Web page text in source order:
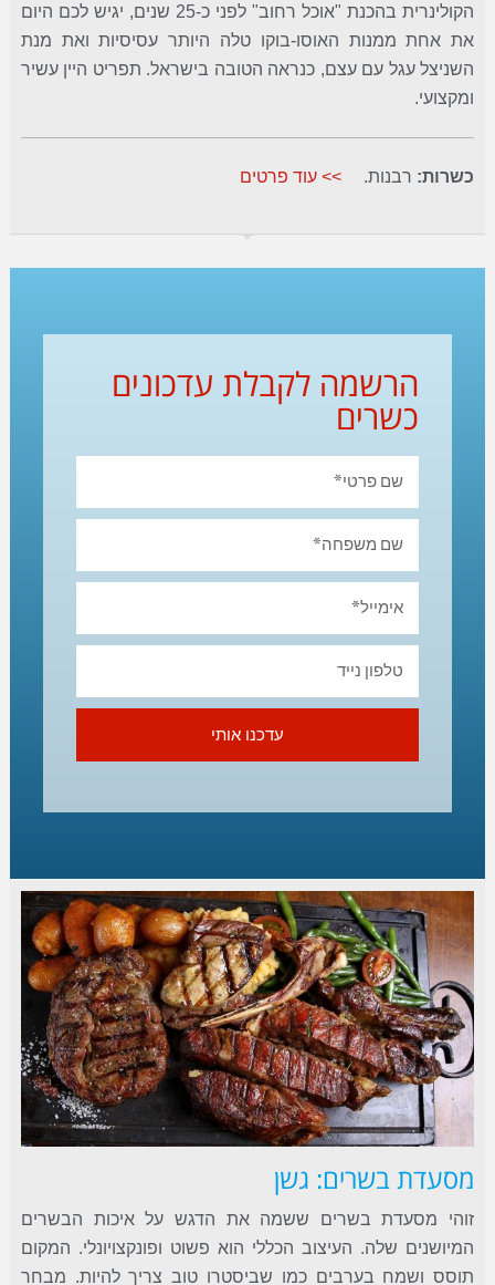
הקולינרית בהכנת "אוכל רחוב" לפני כ-25 שנים, יגיש לכם היום
את אחת ממנות האוסו-בוקו טלה היותר עסיסיות ואת מנת
השניצל עגל עם עצם, כנראה הטובה בישראל. תפריט היין עשיר
ומקצועי.
כשרות: רבנות. >> עוד פרטים
הרשמה לקבלת עדכונים
כשרים
עדכנו אותי
מסעדת בשרים: גשן
זוהי מסעדת בשרים ששמה את הדגש על איכות הבשרים
המיושנים שלה. העיצוב הכללי הוא פשוט ופונקצויונלי. המקום
תוסס ושמח בערבים כמו שביסטרו טוב צריך להיות. מבחר